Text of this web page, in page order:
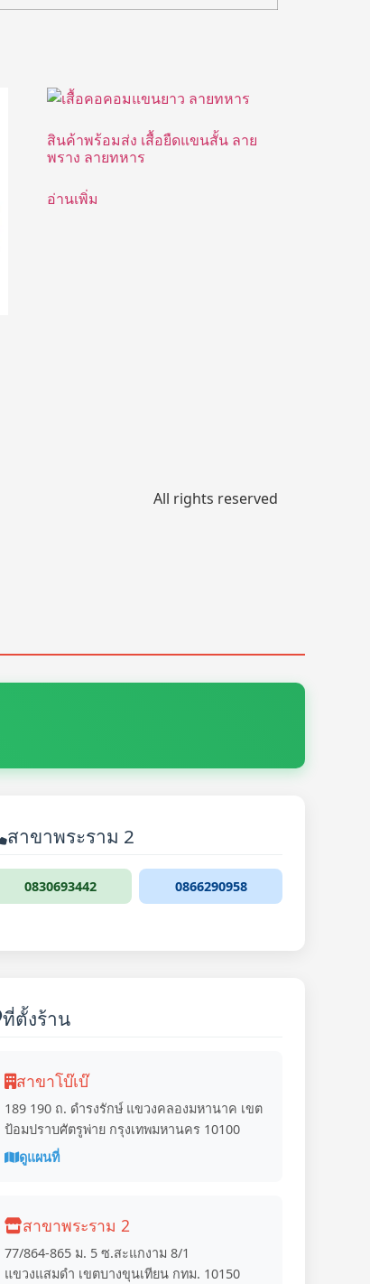
สินค้าพร้อมส่ง เสื้อยืดแขนสั้น ลาย
พราง ลายทหาร
อ่านเพิ่ม
All rights reserved
สาขาพระราม 2
0830693442 0866290958
ที่ตั้งร้าน
สาขาโบ๊เบ๊
189 190 ถ. ดำรงรักษ์ แขวงคลองมหานาค เขต
ป้อมปราบศัตรูพ่าย กรุงเทพมหานคร 10100
ดูแผนที่
สาขาพระราม 2
77/864-865 ม. 5 ซ.สะแกงาม 8/1
แขวงแสมดำ เขตบางขุนเทียน กทม. 10150